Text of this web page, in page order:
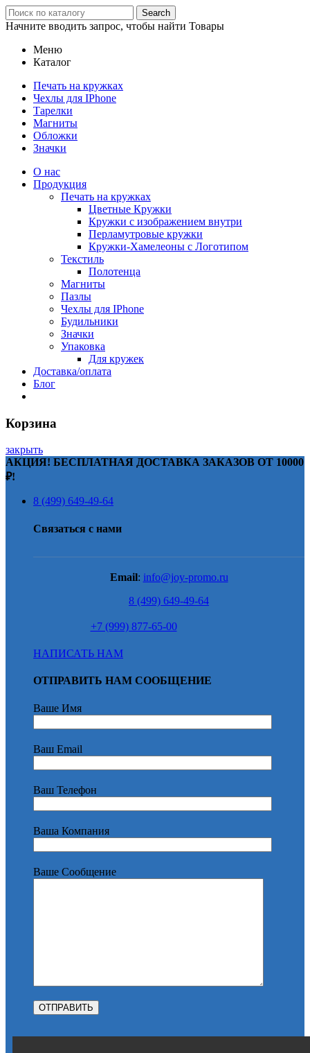
Search
Начните вводить запрос, чтобы найти Товары
Меню
Каталог
Печать на кружках
Чехлы для IPhone
Тарелки
Магниты
Обложки
Значки
О нас
Продукция
Печать на кружках
Цветные Кружки
Кружки с изображением внутри
Перламутровые кружки
Кружки-Хамелеоны с Логотипом
Текстиль
Полотенца
Магниты
Пазлы
Чехлы для IPhone
Будильники
Значки
Упаковка
Для кружек
Доставка/оплата
Блог
Корзина
закрыть
АКЦИЯ! БЕСПЛАТНАЯ ДОСТАВКА ЗАКАЗОВ ОТ 10000
₽!
8 (499) 649-49-64
Связаться с нами
Email: info@joy-promo.ru
8 (499) 649-49-64
+7 (999) 877-65-00
НАПИСАТЬ НАМ
ОТПРАВИТЬ НАМ СООБЩЕНИЕ
Ваше Имя
Ваш Email
Ваш Телефон
Ваша Компания
Ваше Сообщение